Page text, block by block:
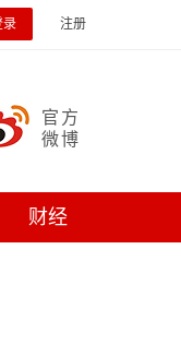
录 注册
官方
微博
财经